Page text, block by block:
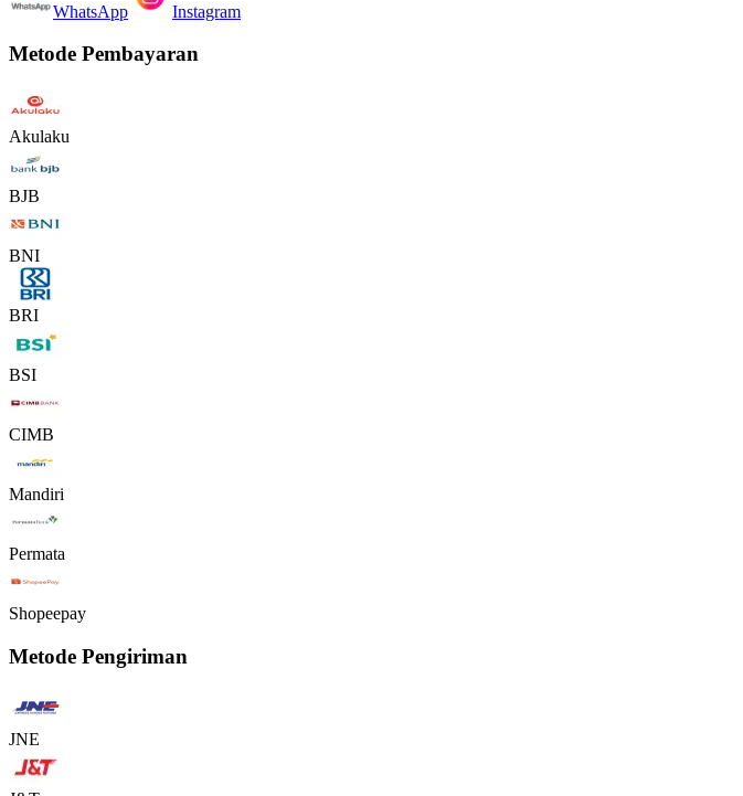
WhatsApp Instagram
Metode Pembayaran
Akulaku
BJB
BNI
BRI
BSI
CIMB
Mandiri
Permata
Shopeepay
Metode Pengiriman
JNE